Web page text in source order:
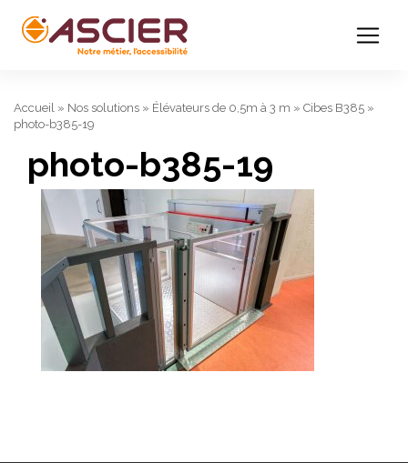
Accueil » Nos solutions » Élévateurs de 0,5m à 3 m » Cibes B385 »
photo-b385-19
photo-b385-19